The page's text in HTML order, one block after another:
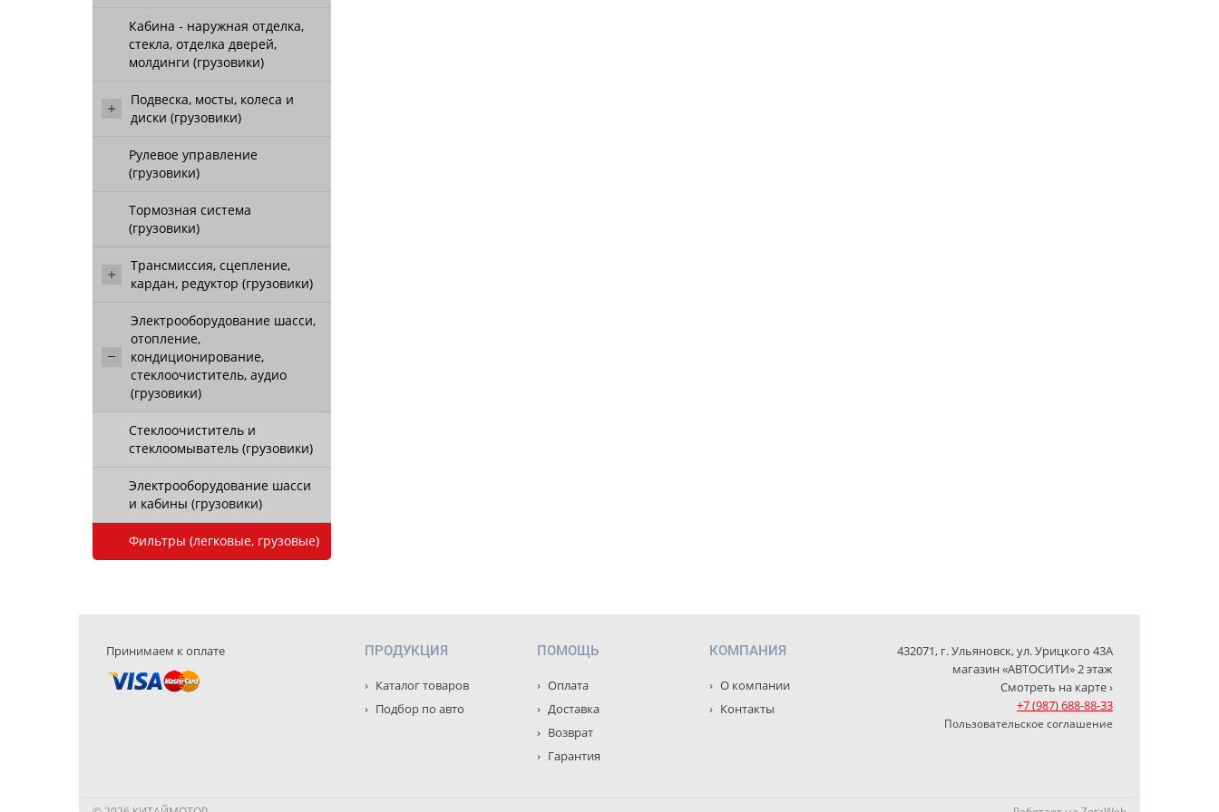
Кабина - наружная отделка,
стекла, отделка дверей,
молдинги (грузовики)
Подвеска, мосты, колеса и
диски (грузовики)
Рулевое управление
(грузовики)
Тормозная система
(грузовики)
Трансмиссия, сцепление,
кардан, редуктор (грузовики)
Электрооборудование шасси,
отопление,
кондиционирование,
стеклоочиститель, аудио
(грузовики)
Стеклоочиститель и
стеклоомыватель (грузовики)
Электрооборудование шасси
и кабины (грузовики)
Фильтры (легковые, грузовые)
Принимаем к оплате ПРОДУКЦИЯ
Каталог товаров
Подбор по авто
ПОМОЩЬ
Оплата
Доставка
Возврат
Гарантия
КОМПАНИЯ
О компании
Контакты
432071, г. Ульяновск, ул. Урицкого 43А
магазин «АВТОСИТИ» 2 этаж
Смотреть на карте ›
+7 (987) 688-88-33
Пользовательское соглашение